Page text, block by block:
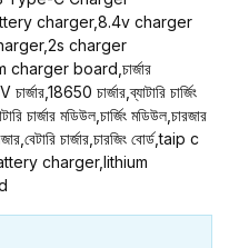
charger,8.4v charger
charger
board,চার্জার
চার্জার,18650 চার্জার,ব্যাটারি চার্জিং
চার্জার মডিউল,চার্জিং মডিউল,চারজার
চার্জার,চারজিং বোর্ড,taip c
charger,lithium